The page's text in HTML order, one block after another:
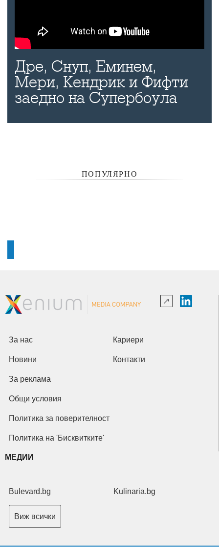
Дре, Снуп, Еминем,
Мери, Кендрик и Фифти
заедно на Супербоула
ПОПУЛЯРНО
За нас Кариери
Новини Контакти
За реклама
Общи условия
Политика за поверителност
Политика на 'Бисквитките'
МЕДИИ
Bulevard.bg Kulinaria.bg
Виж всички